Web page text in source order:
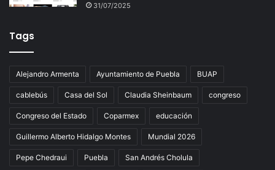
31/07/2025
Tags
Alejandro Armenta Ayuntamiento de Puebla BUAP
cablebús Casa del Sol Claudia Sheinbaum congreso
Congreso del Estado Coparmex educación
Guillermo Alberto Hidalgo Montes Mundial 2026
Pepe Chedraui Puebla San Andrés Cholula